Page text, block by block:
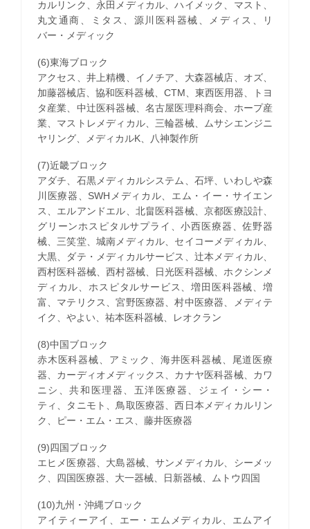
カルリンク、永田メディカル、ハイメック、マスト、
丸文通商、ミタス、源川医科器械、メディス、リ
バー・メディック
(6)東海ブロック
アクセス、井上精機、イノチア、大森器械店、オズ、
加藤器械店、協和医科器械、CTM、東西医用器、トヨ
タ産業、中辻医科器械、名古屋医理科商会、ホープ産
業、マストレメディカル、三輪器械、ムサシエンジニ
ヤリング、メディカルK、八神製作所
(7)近畿ブロック
アダチ、石黒メディカルシステム、石坪、いわしや森
川医療器、SWHメディカル、エム・イー・サイエン
ス、エルアンドエル、北畠医科器械、京都医療設計、
グリーンホスピタルサプライ、小西医療器、佐野器
械、三笑堂、城南メディカル、セイコーメディカル、
大黒、ダテ・メディカルサービス、辻本メディカル、
西村医科器械、西村器械、日光医科器械、ホクシンメ
ディカル、ホスピタルサービス、増田医科器械、増
富、マテリクス、宮野医療器、村中医療器、メディテ
イク、やよい、祐本医科器械、レオクラン
(8)中国ブロック
赤木医科器械、アミック、海井医科器械、尾道医療
器、カーディオメディックス、カナヤ医科器械、カワ
ニシ、共和医理器、五洋医療器、ジェイ・シー・
ティ、タニモト、鳥取医療器、西日本メディカルリン
ク、ピー・エム・エス、藤井医療器
(9)四国ブロック
エヒメ医療器、大島器械、サンメディカル、シーメッ
ク、四国医療器、大一器械、日新器械、ムトウ四国
(10)九州・沖縄ブロック
アイティーアイ、エー・エムメディカル、エムアイ